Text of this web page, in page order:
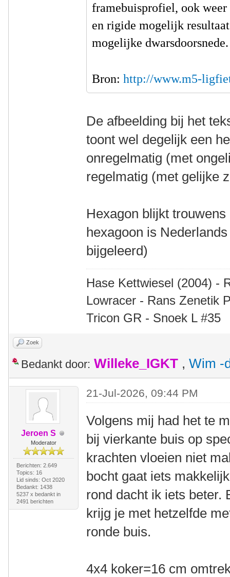
framebuisprofiel, ook
en rigide mogelijk
mogelijke
Bron:http://www.m5-
De afbeelding bij het
toont wel degelijk een
onregelmatig (met
regelmatig (met gelijke
Hexagon blijkt
hexagoon is
bijgeleerd)
Hase Kettwiesel (2004) -
Lowracer - Rans Zenetik
Tricon GR - Snoek L #35
Zoek
Bedankt door: Willeke_IGKT , Wim -
Jeroen S
Moderator
Berichten: 2.649
Topics: 16
Lid sinds: Oct 2020
Bedankt: 1438
5237 x bedankt in
2491 berichten
21-Jul-2026, 09:44 PM
Volgens mij had het te
bij vierkante buis op
krachten vloeien niet
bocht gaat iets
rond dacht ik iets beter.
krijg je met hetzelfde
ronde buis.
4x4 koker=16 cm